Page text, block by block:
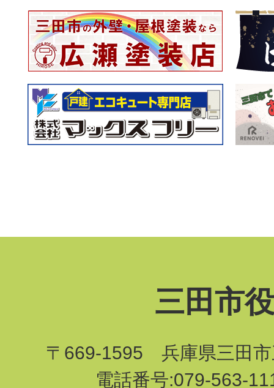
三田市
〒669-1595 兵庫県三田市
電話番号:079-563-